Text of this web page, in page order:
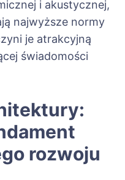
i akustycznej,
najwyższe normy
je atrakcyjną
świadomości
rozwoju